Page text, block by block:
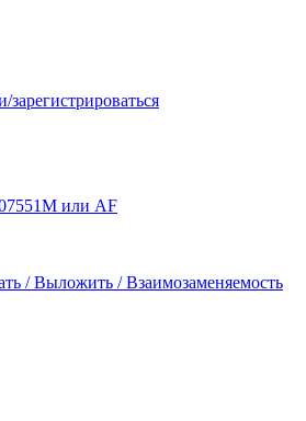
или AF
/ Выложить / Взаимозаменяемость